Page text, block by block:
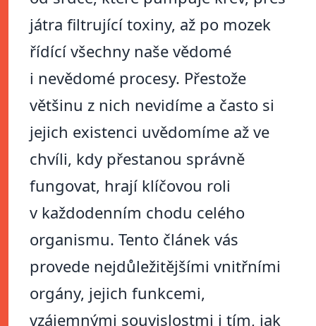
játra filtrující toxiny, až po mozek
řídící všechny naše vědomé
i nevědomé procesy. Přestože
většinu z nich nevidíme a často si
jejich existenci uvědomíme až ve
chvíli, kdy přestanou správně
fungovat, hrají klíčovou roli
v každodenním chodu celého
organismu. Tento článek vás
provede nejdůležitějšími vnitřními
orgány, jejich funkcemi,
vzájemnými souvislostmi i tím, jak